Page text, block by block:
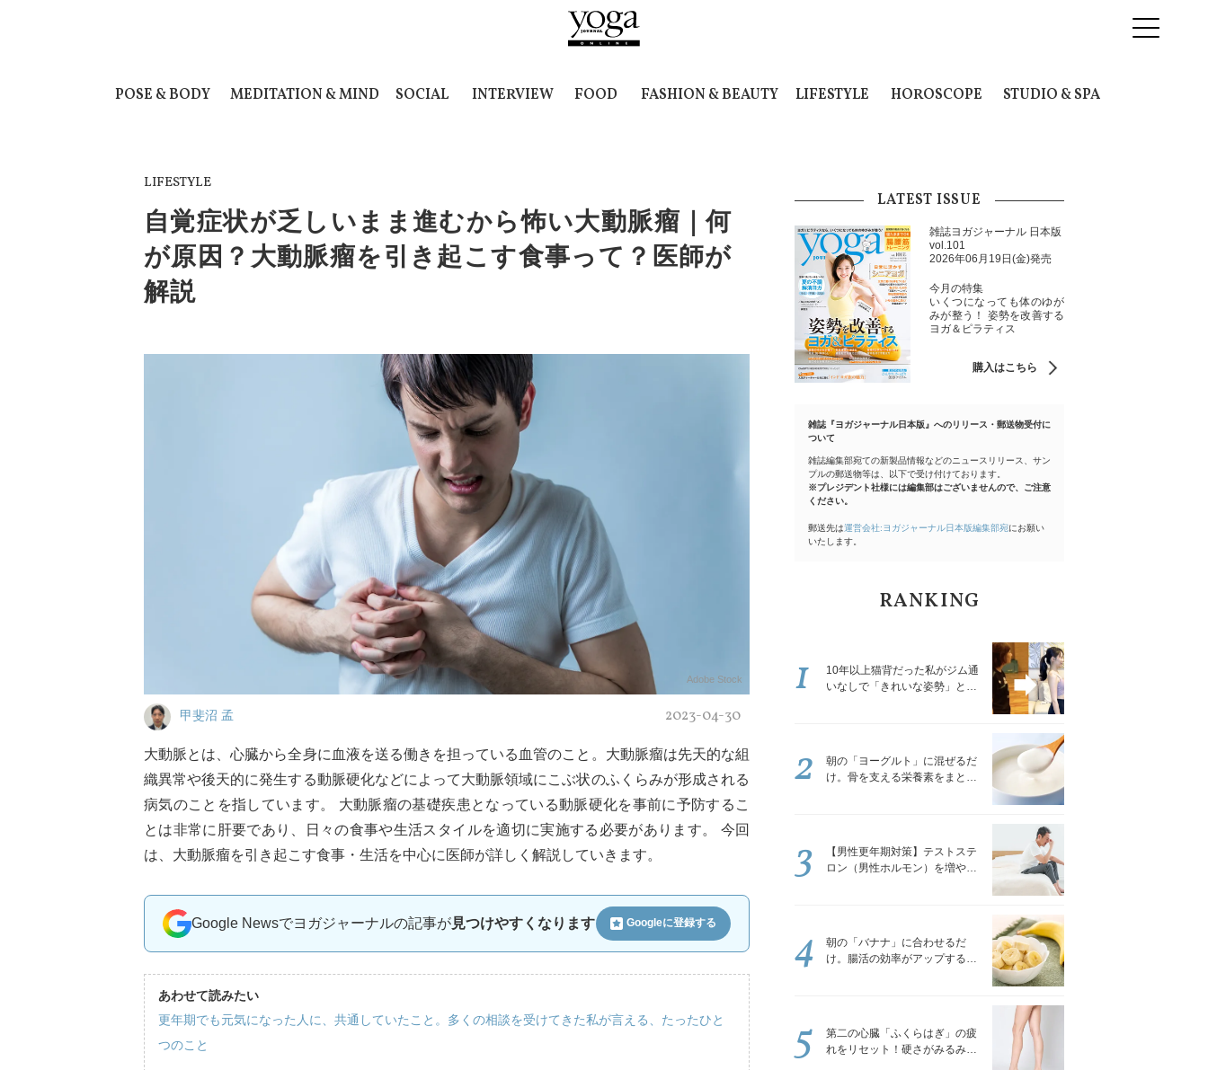
POSE & BODY MEDITATION & MIND SOCIAL INTERVIEW FOOD FASHION & BEAUTY LIFESTYLE HOROSCOPE STUDIO & SPA
LIFESTYLE
自覚症状が乏しいまま進むから怖い大動脈瘤｜何
が原因？大動脈瘤を引き起こす食事って？医師が
解説
Adobe Stock
甲斐沼 孟 2023-04-30
大動脈とは、心臓から全身に血液を送る働きを担っている血管のこと。大動脈瘤は先天的な組
織異常や後天的に発生する動脈硬化などによって大動脈領域にこぶ状のふくらみが形成される
病気のことを指しています。 大動脈瘤の基礎疾患となっている動脈硬化を事前に予防するこ
とは非常に肝要であり、日々の食事や生活スタイルを適切に実施する必要があります。 今回
は、大動脈瘤を引き起こす食事・生活を中心に医師が詳しく解説していきます。
Google Newsでヨガジャーナルの記事が見つけやすくなります Googleに登録する
あわせて読みたい
更年期でも元気になった人に、共通していたこと。多くの相談を受けてきた私が言える、たったひと
つのこと
LATEST ISSUE
雑誌ヨガジャーナル 日本版
vol.101
2026年06月19日(金)発売
今月の特集
いくつになっても体のゆが
みが整う！ 姿勢を改善する
ヨガ＆ピラティス
購入はこちら
雑誌『ヨガジャーナル日本版』へのリリース・郵送物受付に
ついて
雑誌編集部宛ての新製品情報などのニュースリリース、サン
プルの郵送物等は、以下で受け付けております。
※プレジデント社様には編集部はございませんので、ご注意
ください。
郵送先は運営会社:ヨガジャーナル日本版編集部宛にお願い
いたします。
RANKING
10年以上猫背だった私がジム通
いなしで「きれいな姿勢」と褒
1
朝の「ヨーグルト」に混ぜるだ
け。骨を支える栄養素をまとめ
2
【男性更年期対策】テストステ
ロン（男性ホルモン）を増やす
3
朝の「バナナ」に合わせるだ
け。腸活の効率がアップする食
4
第二の心臓「ふくらはぎ」の疲
れをリセット！硬さがみるみる
5